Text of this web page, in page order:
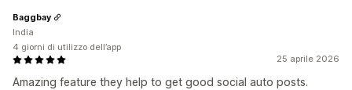
25 aprile 2026
Amazing feature they help to get good social auto posts.
Baggbay
India
4 giorni di utilizzo dell’app